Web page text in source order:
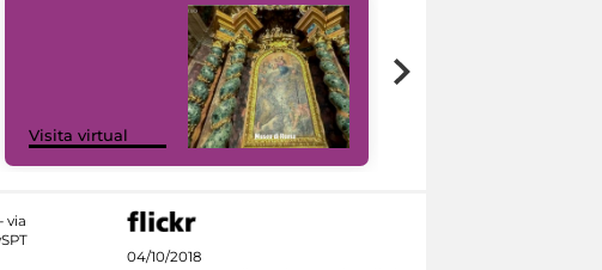
Visita virtual
04/10/2018